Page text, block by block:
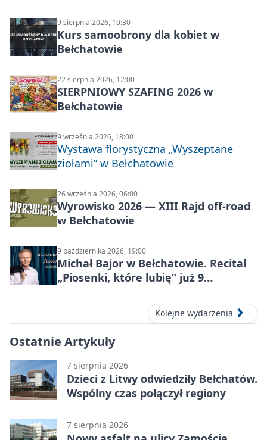
9 sierpnia 2026, 10:30
Kurs samoobrony dla kobiet w
Bełchatowie
22 sierpnia 2026, 12:00
SIERPNIOWY SZAFING 2026 w
Bełchatowie
9 września 2026, 18:00
Wystawa florystyczna „Wyszeptane
ziołami” w Bełchatowie
26 września 2026, 06:00
Wyrowisko 2026 — XIII Rajd off‑road
w Bełchatowie
9 października 2026, 19:00
Michał Bajor w Bełchatowie. Recital
„Piosenki, które lubię” już 9
Kolejne wydarzenia
Ostatnie Artykuły
7 sierpnia 2026
Dzieci z Litwy odwiedziły Bełchatów.
Wspólny czas połączył regiony
7 sierpnia 2026